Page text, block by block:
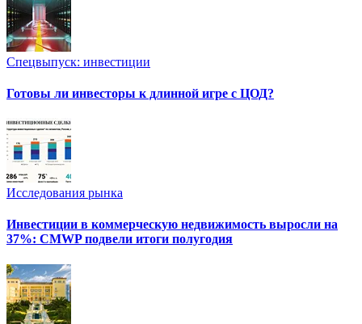
Спецвыпуск: инвестиции
Готовы ли инвесторы к длинной игре с ЦОД?
Исследования рынка
Инвестиции в коммерческую недвижимость выросли на
37%: CMWP подвели итоги полугодия